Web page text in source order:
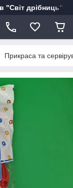
"Світ дрібниць"
Прикраса та